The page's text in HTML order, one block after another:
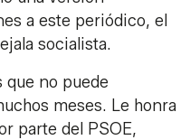
a este periódico, el
socialista.
no puede
meses. Le honra
parte del PSOE,